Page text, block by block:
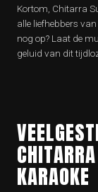
Kortom, Chitarra
alle liefhebbers
nog op? Laat de
geluid van dit
KARAOKE